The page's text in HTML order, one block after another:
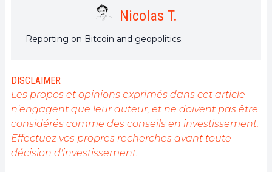
Nicolas T.
Reporting on Bitcoin and geopolitics.
DISCLAIMER
Les propos et opinions exprimés dans cet article
n'engagent que leur auteur, et ne doivent pas être
considérés comme des conseils en investissement.
Effectuez vos propres recherches avant toute
décision d'investissement.